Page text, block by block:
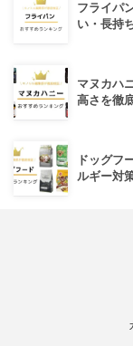
フライパ
い・長持
マヌカハ
高さを徹
ドッグフ
ルギー対